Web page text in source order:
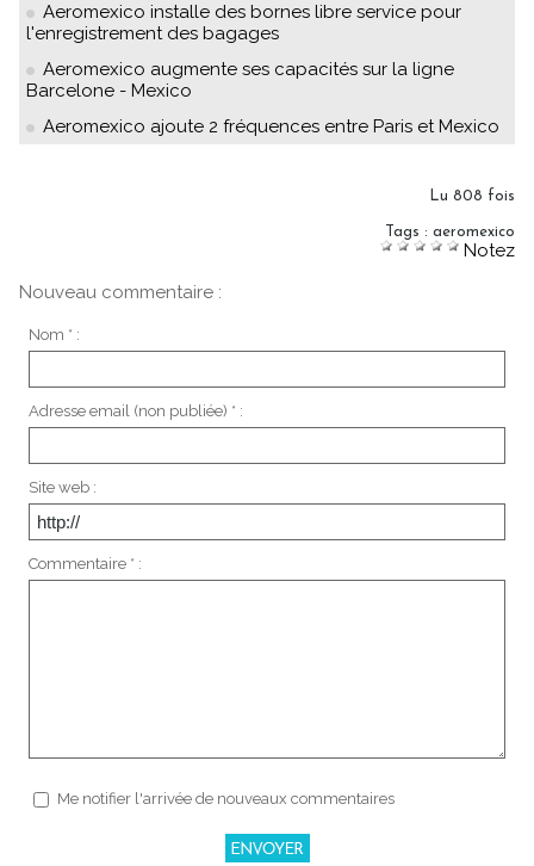
Aeromexico installe des bornes libre service pour
l'enregistrement des bagages
Aeromexico augmente ses capacités sur la ligne
Barcelone - Mexico
Aeromexico ajoute 2 fréquences entre Paris et Mexico
Lu 808 fois
Tags : aeromexico
Notez
Nouveau commentaire :
Nom * :
Adresse email (non publiée) * :
Site web :
Commentaire * :
Me notifier l'arrivée de nouveaux commentaires